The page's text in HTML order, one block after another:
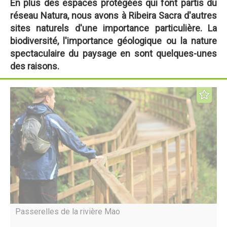
En plus des espaces protégées qui font partis du
réseau Natura, nous avons à Ribeira Sacra d'autres
sites naturels d'une importance particulière. La
biodiversité, l'importance géologique ou la nature
spectaculaire du paysage en sont quelques-unes
des raisons.
Passerelles de la rivière Mao